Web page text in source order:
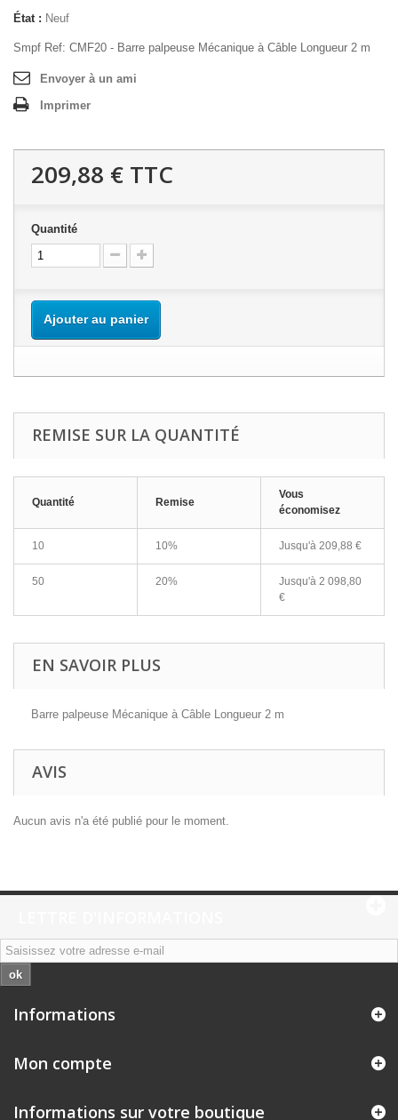
État : Neuf
Smpf Ref: CMF20 - Barre palpeuse Mécanique à Câble Longueur 2 m
Envoyer à un ami
Imprimer
209,88 € TTC
Quantité
Ajouter au panier
REMISE SUR LA QUANTITÉ
Quantité Remise
Vous
économisez
10 10% Jusqu'à 209,88 €
50 20% Jusqu'à 2 098,80
€
EN SAVOIR PLUS
Barre palpeuse Mécanique à Câble Longueur 2 m
AVIS
Aucun avis n'a été publié pour le moment.
ok
Informations
Mon compte
Informations sur votre boutique